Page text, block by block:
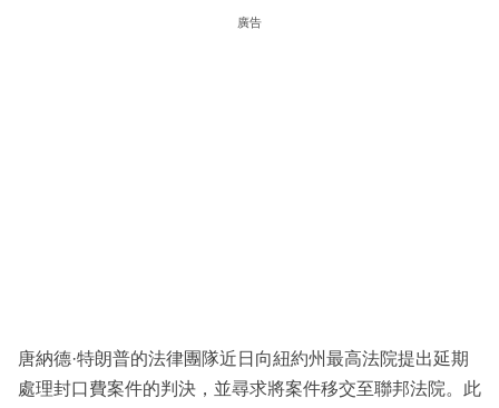
區
廣告
唐納德·特朗普的法律團隊近日向紐約州最高法院提出延期
處理封口費案件的判決，並尋求將案件移交至聯邦法院。此